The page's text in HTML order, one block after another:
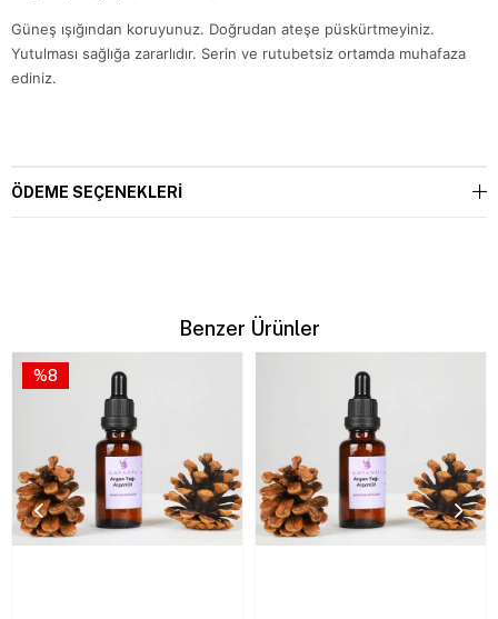
Güneş ışığından koruyunuz. Doğrudan ateşe püskürtmeyiniz.
Yutulması sağlığa zararlıdır. Serin ve rutubetsiz ortamda muhafaza
ediniz.
ÖDEME SEÇENEKLERI
Benzer Ürünler
%8